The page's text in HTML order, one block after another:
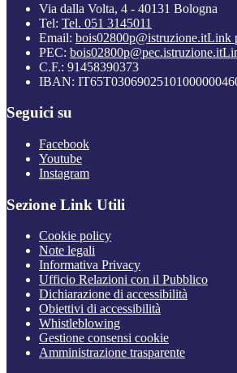
Via dalla Volta, 4 - 40131 Bologna
Tel: Tel. 051 3145011
Email: bois02800p@istruzione.itLink
PEC: bois02800p@pec.istruzione.it
C.F.: 91458390373
IBAN:
Seguici su
Facebook
Youtube
Instagram
Sezione Link Utili
Cookie policy
Note legali
Informativa Privacy
Ufficio Relazioni con il Pubblico
Dichiarazione di accessibilità
Obiettivi di accessibilità
Whistleblowing
Gestione consensi cookie
Amministrazione trasparente